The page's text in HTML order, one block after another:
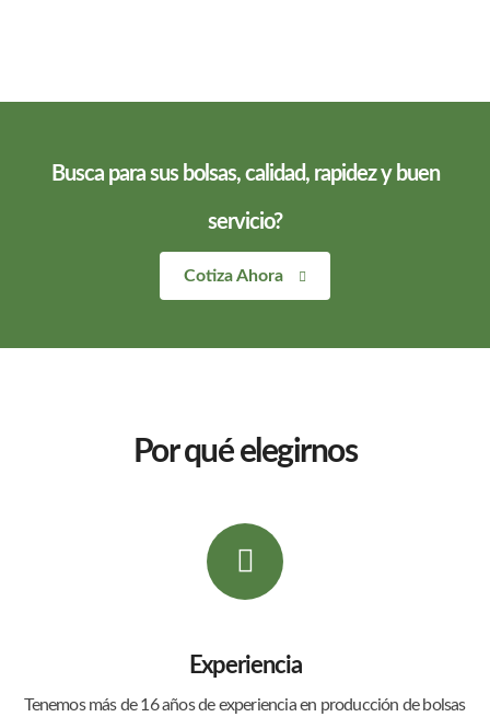
Busca para sus bolsas, calidad, rapidez y buen
servicio?
Cotiza Ahora
Por qué elegirnos
Experiencia
Tenemos más de 16 años de experiencia en producción de bolsas